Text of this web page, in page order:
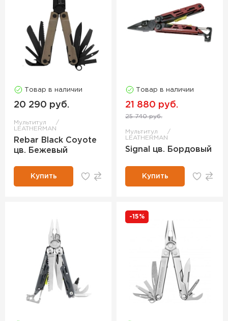
Товар в наличии
20 290 руб.
Мультитул
LEATHERMAN
Rebar Black Coyote
цв. Бежевый
Купить
Товар в наличии
21 880 руб.
25 740 руб.
Мультитул
LEATHERMAN
Signal цв. Бордовый
Купить
-15%